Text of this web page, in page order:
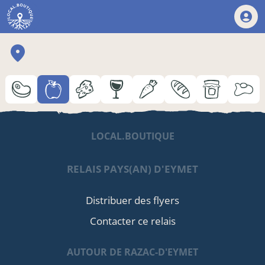
LOCAL.BOUTIQUE
RELAIS PAYS(AN) D'EYMET
Distribuer des flyers
Contacter ce relais
AUTOUR DE RAZAC-D'EYMET